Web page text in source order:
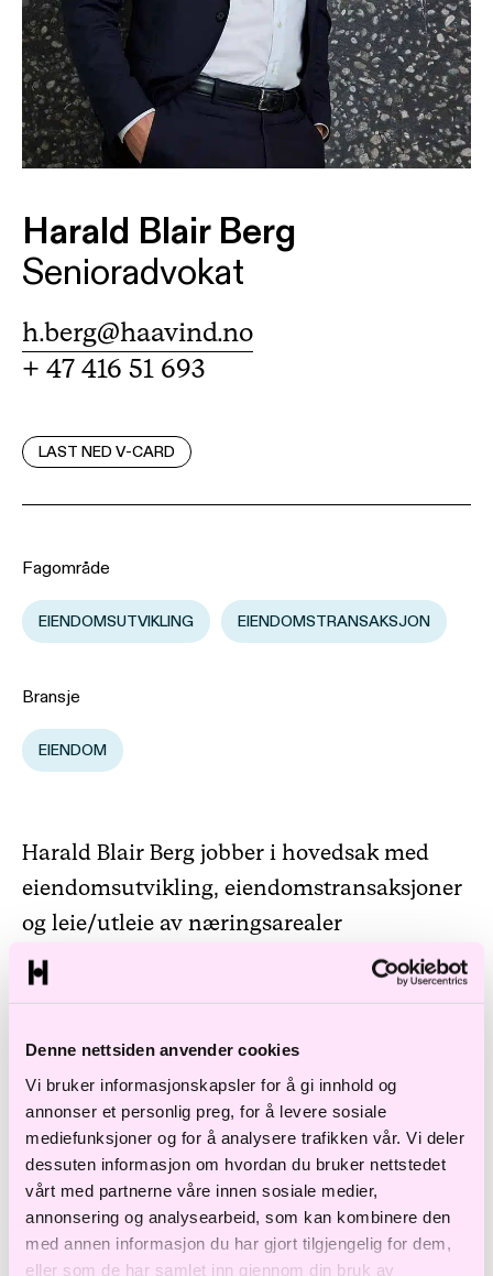
Denne nettsiden anvender cookies
Vi bruker informasjonskapsler for å gi innhold og
annonser et personlig preg, for å levere sosiale
mediefunksjoner og for å analysere trafikken vår. Vi deler
dessuten informasjon om hvordan du bruker nettstedet
vårt med partnerne våre innen sosiale medier,
annonsering og analysearbeid, som kan kombinere den
med annen informasjon du har gjort tilgjengelig for dem,
eller som de har samlet inn gjennom din bruk av
Harald Blair Berg
Senioradvokat
h.berg@haavind.no
+ 47 416 51 693
LAST NED V-CARD
Fagområde
EIENDOMSUTVIKLING EIENDOMSTRANSAKSJON
Bransje
EIENDOM
Harald Blair Berg jobber i hovedsak med
eiendomsutvikling, eiendomstransaksjoner
og leie/utleie av næringsarealer
Han har også bred erfaring innenfor
erfaring innen tilgrensende fagområder
som selskapsrett og skatt.
Utdanning og erfaring